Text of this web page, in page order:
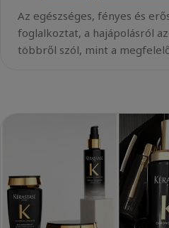
Az egészséges, fényes és
foglalkoztat, a hajápolásról
többről szól, mint a